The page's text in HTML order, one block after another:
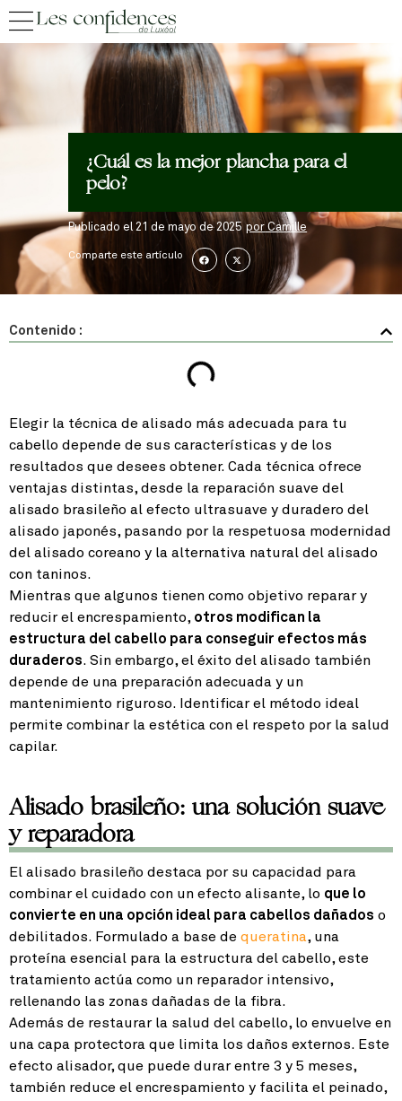
¿Cuál es la mejor plancha para el
pelo?
Publicado el21 de mayo de 2025 por Camille
Comparte este artículo
Contenido :
Elegir la técnica de alisado más adecuada para tu
cabello depende de sus características y de los
resultados que desees obtener. Cada técnica ofrece
ventajas distintas, desde la reparación suave del
alisado brasileño al efecto ultrasuave y duradero del
alisado japonés, pasando por la respetuosa modernidad
del alisado coreano y la alternativa natural del alisado
con taninos.
Mientras que algunos tienen como objetivo reparar y
reducir el encrespamiento, otros modifican la
estructura del cabello para conseguir efectos más
duraderos. Sin embargo, el éxito del alisado también
depende de una preparación adecuada y un
mantenimiento riguroso. Identificar el método ideal
permite combinar la estética con el respeto por la salud
capilar.
Alisado brasileño: una solución suave
y reparadora
El alisado brasileño destaca por su capacidad para
combinar el cuidado con un efecto alisante, lo que lo
convierte en una opción ideal para cabellos dañados o
debilitados. Formulado a base de queratina, una
proteína esencial para la estructura del cabello, este
tratamiento actúa como un reparador intensivo,
rellenando las zonas dañadas de la fibra.
Además de restaurar la salud del cabello, lo envuelve en
una capa protectora que limita los daños externos. Este
efecto alisador, que puede durar entre 3 y 5 meses,
también reduce el encrespamiento y facilita el peinado,